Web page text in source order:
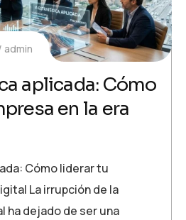
admin
aplicada: Cómo
en la era
Cómo liderar tu
La irrupción de la
ha dejado de ser una